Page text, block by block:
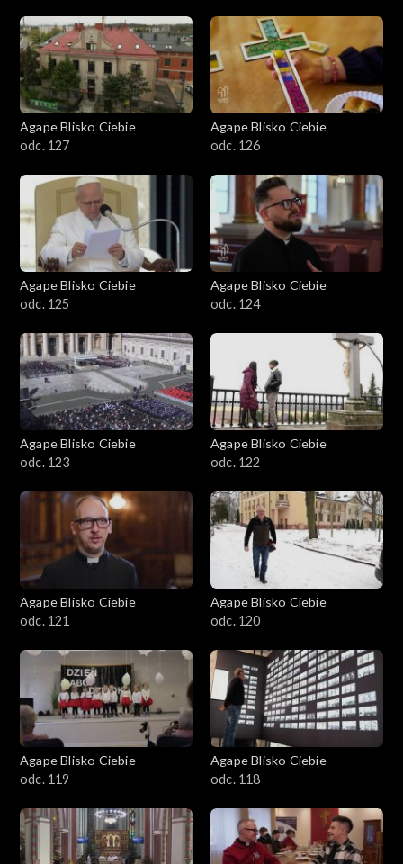
Agape Blisko Ciebie
odc. 127
Agape Blisko Ciebie
odc. 126
Agape Blisko Ciebie
odc. 125
Agape Blisko Ciebie
odc. 124
Agape Blisko Ciebie
odc. 123
Agape Blisko Ciebie
odc. 122
Agape Blisko Ciebie
odc. 121
Agape Blisko Ciebie
odc. 120
Agape Blisko Ciebie
odc. 119
Agape Blisko Ciebie
odc. 118